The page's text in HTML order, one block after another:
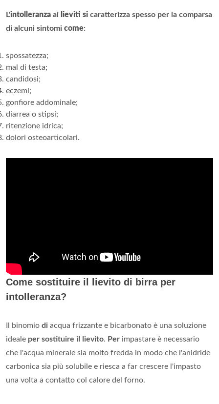
L'intolleranza ai lieviti si caratterizza spesso per la comparsa
di alcuni sintomi come:
spossatezza;
mal di testa;
candidosi;
eczemi;
gonfiore addominale;
diarrea o stipsi;
ritenzione idrica;
dolori osteoarticolari.
Come sostituire il lievito di birra per
intolleranza?
Il binomio di acqua frizzante e bicarbonato è una soluzione
ideale per sostituire il lievito. Per impastare è necessario
che l'acqua minerale sia molto fredda in modo che l'anidride
carbonica sia più solubile e riesca a far crescere l'impasto
una volta a contatto col calore del forno.